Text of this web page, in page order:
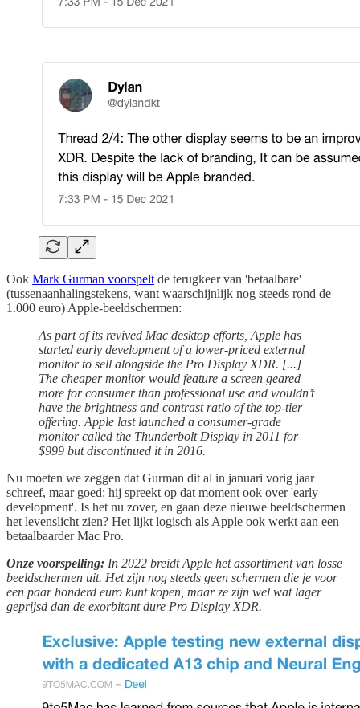
Ook Mark Gurman voorspelt de terugkeer van 'betaalbare'
(tussenaanhalingstekens, want waarschijnlijk nog steeds rond de
1.000 euro) Apple-beeldschermen:
As part of its revived Mac desktop efforts, Apple has
started early development of a lower-priced external
monitor to sell alongside the Pro Display XDR. [...]
The cheaper monitor would feature a screen geared
more for consumer than professional use and wouldn’t
have the brightness and contrast ratio of the top-tier
offering. Apple last launched a consumer-grade
monitor called the Thunderbolt Display in 2011 for
$999 but discontinued it in 2016.
Nu moeten we zeggen dat Gurman dit al in januari vorig jaar
schreef, maar goed: hij spreekt op dat moment ook over 'early
development'. Is het nu zover, en gaan deze nieuwe beeldschermen
het levenslicht zien? Het lijkt logisch als Apple ook werkt aan een
betaalbaarder Mac Pro.
Onze voorspelling: In 2022 breidt Apple het assortiment van losse
beeldschermen uit. Het zijn nog steeds geen schermen die je voor
een paar honderd euro kunt kopen, maar ze zijn wel wat lager
geprijsd dan de exorbitant dure Pro Display XDR.